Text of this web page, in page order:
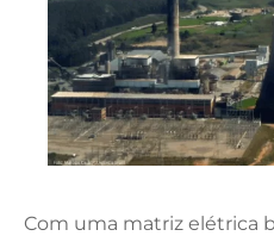
Com uma matriz elétrica